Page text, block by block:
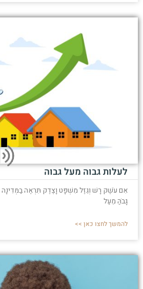
לעלות גבוה מעל גבוה
אִם עֹשֶׁק רָשׁ וְגֵזֶל מִשְׁפָּט וָצֶדֶק תִּרְאֶה
גָבֹהַּ מֵעַל
להמשך לחצו כאן >>